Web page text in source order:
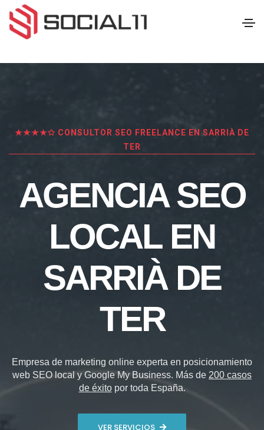
★★★★✩ CONSULTOR SEO FREELANCE EN SARRIÀ DE
TER
AGENCIA SEO
LOCAL EN
SARRIÀ DE
TER
Empresa de marketing online experta en posicionamiento
web SEO local y Google My Business. Más de 200 casos
de éxitopor toda España.
VER SERVICIOS